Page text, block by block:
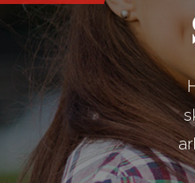
Graphic Design,
Film, Photo,
Music, Music
Environment,
IT, Computer,